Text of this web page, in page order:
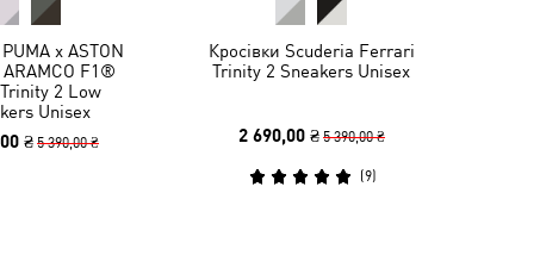
x ASTON
ARAMCO F1®
2 Low
Unisex
₴ 5 390,00 ₴
Кросівки Scuderia Ferrari
Trinity 2 Sneakers Unisex
2 690,00 ₴ 5 390,00 ₴
(9)